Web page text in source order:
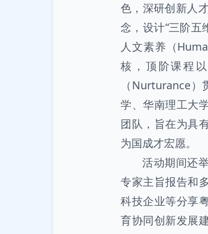
色，深研创新人
念，设计“三阶五
人文素养（
核，顶阶课程
（Nurturance）
学、华南理工大
团队，旨在为具
为国成才宏愿。
活动期间还
专家主旨报告和
科技企业等分享
育协同创新发展